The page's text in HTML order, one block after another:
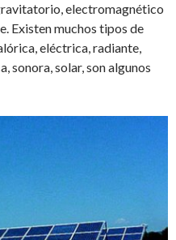
electromagnético
Existen muchos tipos de
eléctrica, radiante,
sonora, solar, son algunos